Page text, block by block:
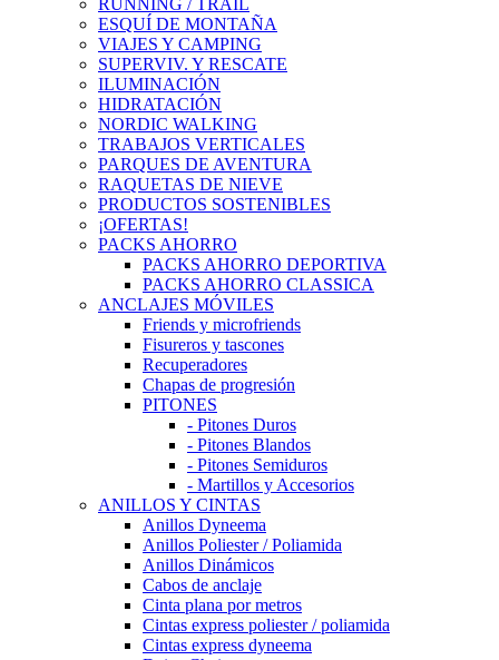
RUNNING / TRAIL
ESQUÍ DE MONTAÑA
VIAJES Y CAMPING
SUPERVIV. Y RESCATE
ILUMINACIÓN
HIDRATACIÓN
NORDIC WALKING
TRABAJOS VERTICALES
PARQUES DE AVENTURA
RAQUETAS DE NIEVE
PRODUCTOS SOSTENIBLES
¡OFERTAS!
PACKS AHORRO
PACKS AHORRO DEPORTIVA
PACKS AHORRO CLASSICA
ANCLAJES MÓVILES
Friends y microfriends
Fisureros y tascones
Recuperadores
Chapas de progresión
PITONES
- Pitones Duros
- Pitones Blandos
- Pitones Semiduros
- Martillos y Accesorios
ANILLOS Y CINTAS
Anillos Dyneema
Anillos Poliester / Poliamida
Anillos Dinámicos
Cabos de anclaje
Cinta plana por metros
Cintas express poliester / poliamida
Cintas express dyneema